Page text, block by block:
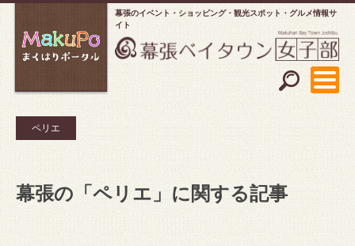
幕張のイベント・ショッピング
観光スポット・グルメ情報サ
イト
ペリエ
幕張の「ペリエ」に関する記事